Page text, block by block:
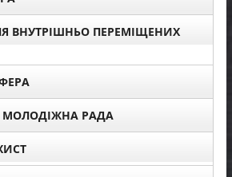
ВНУТРІШНЬО ПЕРЕМІЩЕНИХ
МОЛОДІЖНА РАДА